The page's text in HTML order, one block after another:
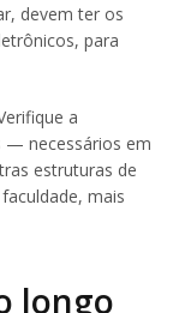
devem ter os
para
a
— necessários em
estruturas de
mais
longo